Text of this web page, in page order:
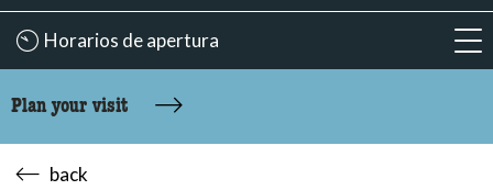
Horarios de apertura
Plan your visit
back